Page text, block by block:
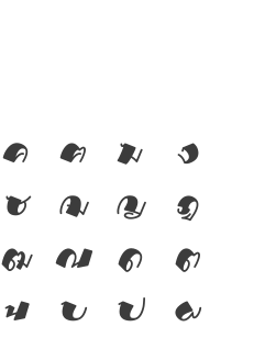
ค ฅ ฆ
ง
ซ ฌ ญ ฎ
ฒ ณ ด ต
น บ ป ผ